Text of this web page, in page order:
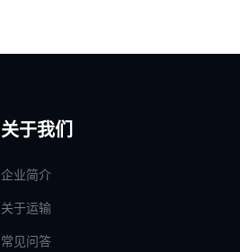
关于我们
企业简介
关于运输
常见问答